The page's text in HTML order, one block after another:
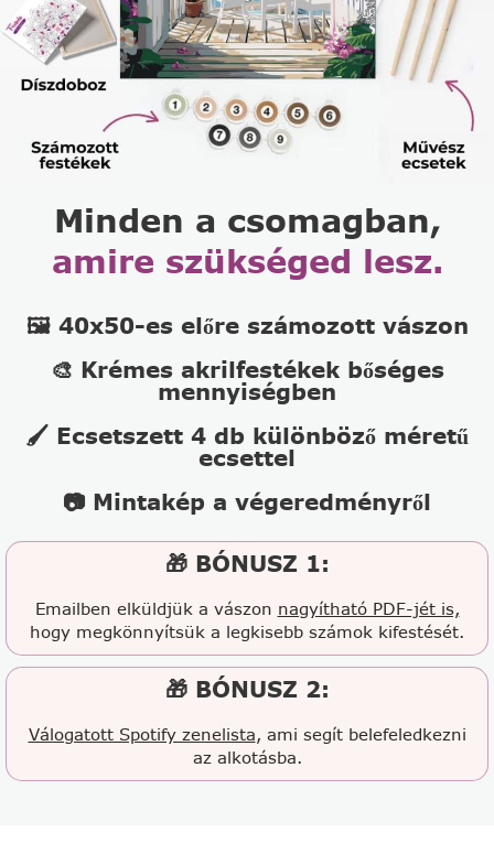
Minden a csomagban,
amire szükséged lesz.
🖼️ 40x50-es előre számozott vászon
🎨 Krémes akrilfestékek bőséges
mennyiségben
🖌️ Ecsetszett 4 db különböző méretű
ecsettel
📷 Mintakép a végeredményről
🎁 BÓNUSZ 1:
Emailben elküldjük a vászon nagyítható PDF-jét is,
hogy megkönnyítsük a legkisebb számok kifestését.
🎁 BÓNUSZ 2:
Válogatott Spotify zenelista, ami segít belefeledkezni
az alkotásba.